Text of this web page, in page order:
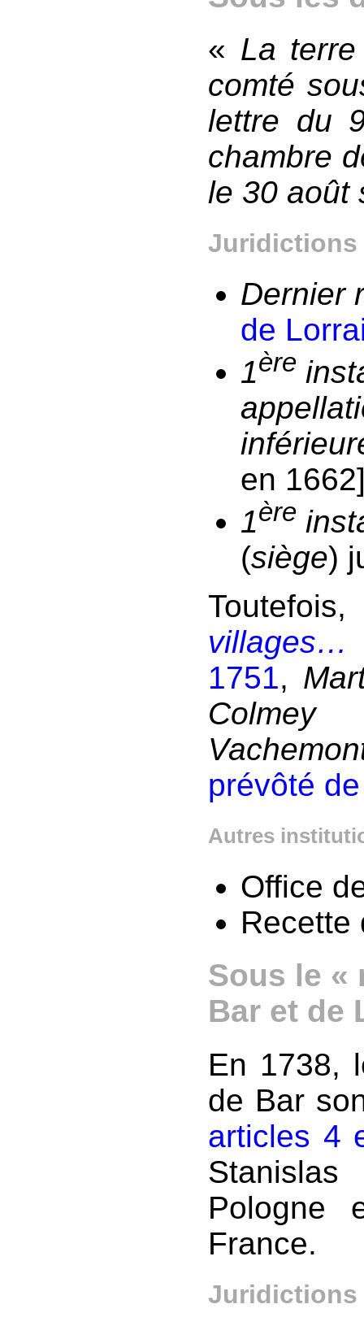
« La
comté
lettre du
chambre
le 30 août
Juridictions
Dernier
de
1ère
en
1ère
(siège)
villages…
1751,
prévôté
Autres
Office
Recette
Sous le «
Bar et de
En 1738,
de Bar
articles 4
Pologne
France.
Juridictions